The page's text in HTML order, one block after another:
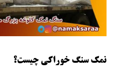
نمک سنگ خوراکی چیست؟